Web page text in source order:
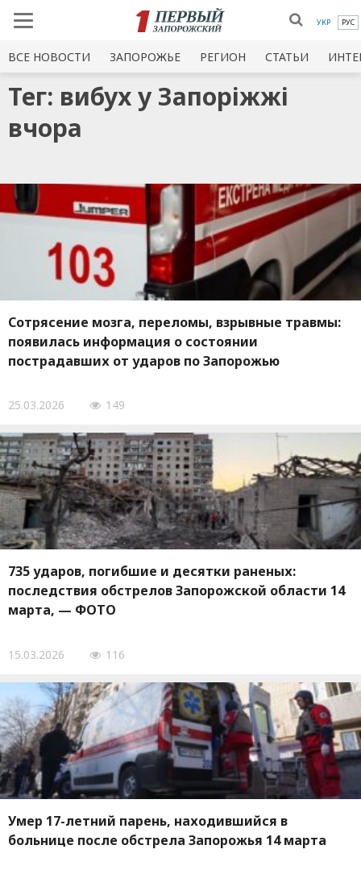
УКР РУС
ВСЕ НОВОСТИ ЗАПОРОЖЬЕ РЕГИОН СТАТЬИ
Тег: вибух у Запоріжжі
вчора
Сотрясение мозга, переломы, взрывные травмы:
появилась информация о состоянии
пострадавших от ударов по Запорожью
25.03.2026 149
735 ударов, погибшие и десятки раненых:
последствия обстрелов Запорожской области 14
марта, — ФОТО
15.03.2026 116
Умер 17-летний парень, находившийся в
больнице после обстрела Запорожья 14 марта